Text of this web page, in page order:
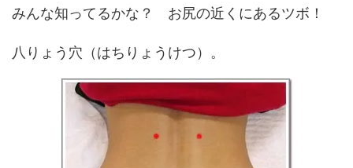
みんな知ってるかな？ お尻の近くにあるツボ！
八りょう穴（はちりょうけつ）。